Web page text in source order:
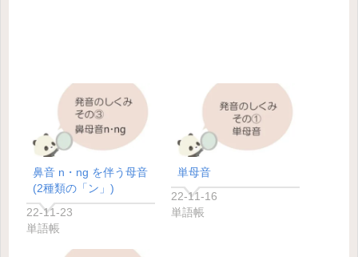
鼻音 n・ng を伴う母音
(2種類の「ン」)
22-11-23
単語帳
単母音
22-11-16
単語帳